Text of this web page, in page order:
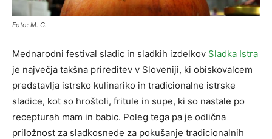
Foto: M. G.
Mednarodni festival sladic in sladkih izdelkov Sladka Istra
je največja takšna prireditev v Sloveniji, ki obiskovalcem
predstavlja istrsko kulinariko in tradicionalne istrske
sladice, kot so hroštoli, fritule in supe, ki so nastale po
recepturah mam in babic. Poleg tega pa je odlična
priložnost za sladkosnede za pokušanje tradicionalnih